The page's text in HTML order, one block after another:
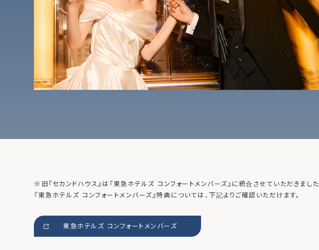
※旧『セカンドハウス』は『東急ホテルズ コンフォートメンバーズ』に統合させていただきました
『東急ホテルズ コンフォートメンバーズ』特典については、下記よりご確認いただけます。
東急ホテルズ コンフォートメンバーズ